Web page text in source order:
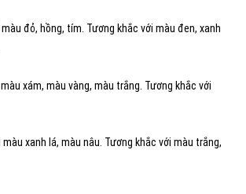
đỏ, hồng, tím. Tương khắc với màu đen, xanh
xám, màu vàng, màu trắng. Tương khắc với
màu xanh lá, màu nâu. Tương khắc với màu trắng,